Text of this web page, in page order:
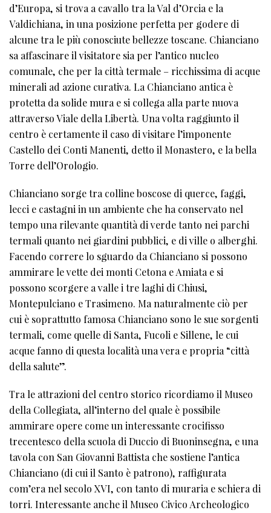
d’Europa, si trova a cavallo tra la Val d’Orcia e la
Valdichiana, in una posizione perfetta per godere di
alcune tra le più conosciute bellezze toscane. Chianciano
sa affascinare il visitatore sia per l’antico nucleo
comunale, che per la città termale – ricchissima di acque
minerali ad azione curativa. La Chianciano antica è
protetta da solide mura e si collega alla parte nuova
attraverso Viale della Libertà. Una volta raggiunto il
centro è certamente il caso di visitare l’imponente
Castello dei Conti Manenti, detto il Monastero, e la bella
Torre dell’Orologio.
Chianciano sorge tra colline boscose di querce, faggi,
lecci e castagni in un ambiente che ha conservato nel
tempo una rilevante quantità di verde tanto nei parchi
termali quanto nei giardini pubblici, e di ville o alberghi.
Facendo correre lo sguardo da Chianciano si possono
ammirare le vette dei monti Cetona e Amiata e si
possono scorgere a valle i tre laghi di Chiusi,
Montepulciano e Trasimeno. Ma naturalmente ciò per
cui è soprattutto famosa Chianciano sono le sue sorgenti
termali, come quelle di Santa, Fucoli e Sillene, le cui
acque fanno di questa località una vera e propria “città
della salute”.
Tra le attrazioni del centro storico ricordiamo il Museo
della Collegiata, all’interno del quale è possibile
ammirare opere come un interessante crocifisso
trecentesco della scuola di Duccio di Buoninsegna, e una
tavola con San Giovanni Battista che sostiene l’antica
Chianciano (di cui il Santo è patrono), raffigurata
com’era nel secolo XVI, con tanto di muraria e schiera di
torri. Interessante anche il Museo Civico Archeologico